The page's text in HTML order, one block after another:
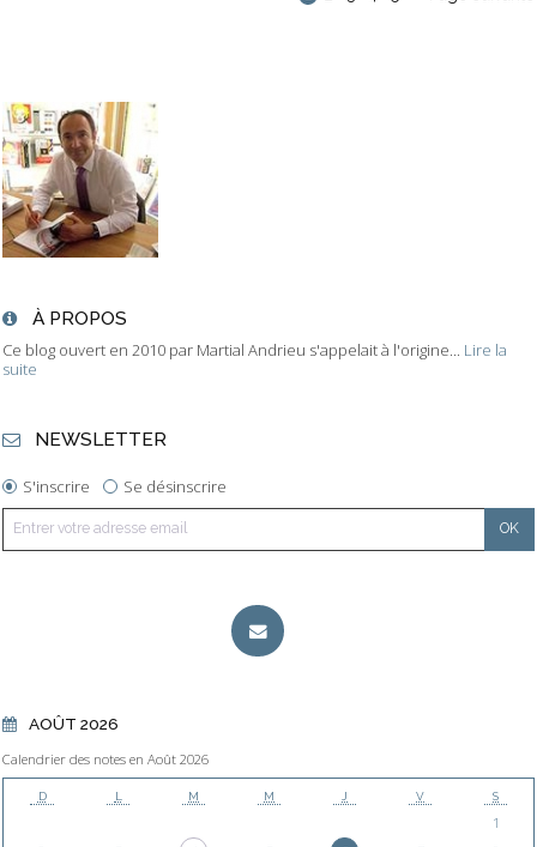
À PROPOS
Ce blog ouvert en 2010 par Martial Andrieu s'appelait à l'origine... Lire la
suite
NEWSLETTER
S'inscrire Se désinscrire
AOÛT 2026
Calendrier des notes en Août 2026
D L M M J V S
1